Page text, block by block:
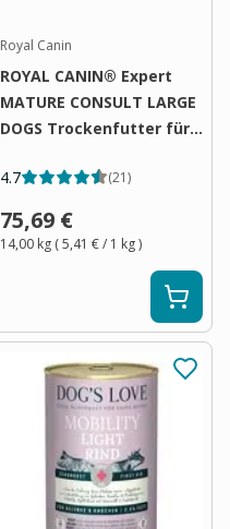
Royal Canin
ROYAL CANIN® Expert
MATURE CONSULT LARGE
DOGS Trockenfutter für
4.7
(21)
75,69 €
14,00 kg (5,41 €/ 1 kg)